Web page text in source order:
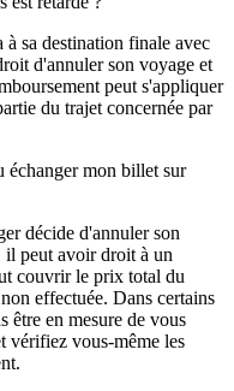
sa destination finale avec
d'annuler son voyage et
peut s'appliquer
du trajet concernée par
échanger mon billet sur
décide d'annuler son
il peut avoir droit à un
couvrir le prix total du
effectuée. Dans certains
être en mesure de vous
vérifiez vous-même les